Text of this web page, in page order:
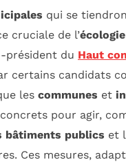
qui se
cruciale de l’écologie
président du Haut
certains candidats
les communes et
pour agir,
bâtiments publics et
Ces mesures,